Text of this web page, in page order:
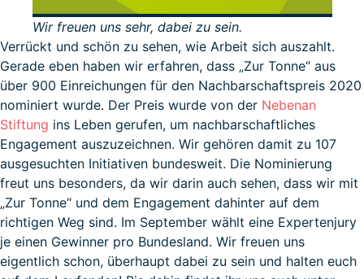
Wir freuen uns sehr, dabei zu sein.
Verrückt und schön zu sehen, wie Arbeit sich auszahlt.
Gerade eben haben wir erfahren, dass „Zur Tonne“ aus
über 900 Einreichungen für den Nachbarschaftspreis 2020
nominiert wurde. Der Preis wurde von der Nebenan
Stiftung ins Leben gerufen, um nachbarschaftliches
Engagement auszuzeichnen. Wir gehören damit zu 107
ausgesuchten Initiativen bundesweit. Die Nominierung
freut uns besonders, da wir darin auch sehen, dass wir mit
„Zur Tonne“ und dem Engagement dahinter auf dem
richtigen Weg sind. Im September wählt eine Expertenjury
je einen Gewinner pro Bundesland. Wir freuen uns
eigentlich schon, überhaupt dabei zu sein und halten euch